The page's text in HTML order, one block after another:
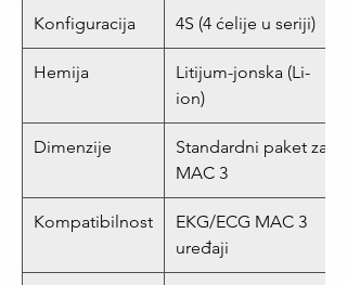
Konfiguracija 4S (4 ćelije u seriji)
Hemija
Litijum-jonska (Li-
ion)
Dimenzije
Standardni paket za
MAC 3
Kompatibilnost
EKG/ECG MAC 3
uređaji